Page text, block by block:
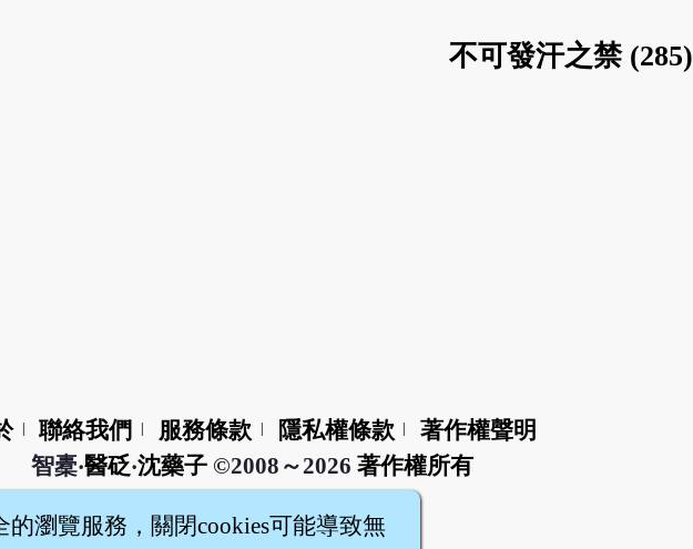
不可發汗之禁 (285)
聯絡我們 服務條款 隱私權條款
著作權聲明
智橐‧醫砭‧沈藥子©2008～2026 著作權所有
瀏覽服務，關閉cookies可能導致無